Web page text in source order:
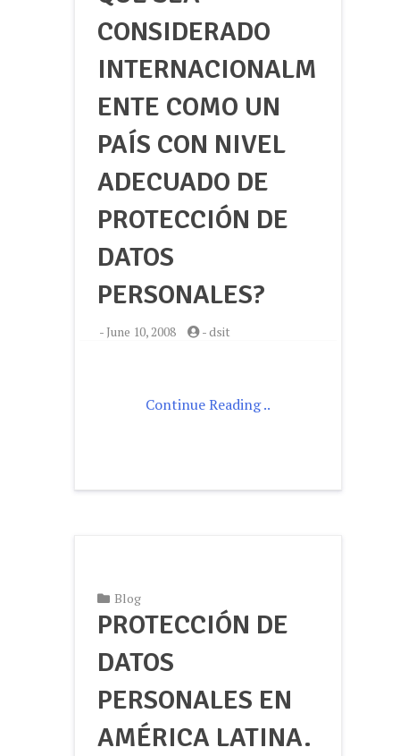
CONSIDERADO
INTERNACIONALM
ENTE COMO UN
PAÍS CON NIVEL
ADECUADO DE
PROTECCIÓN DE
DATOS
PERSONALES?
- June 10, 2008 -dsit
Continue Reading ..
Blog
PROTECCIÓN DE
DATOS
PERSONALES EN
AMÉRICA LATINA.